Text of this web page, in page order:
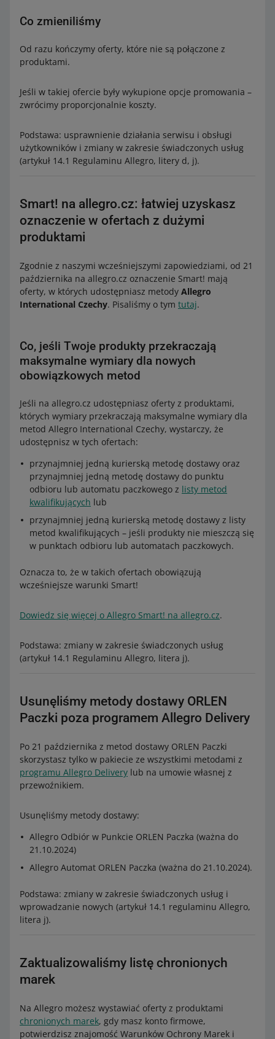
Co zmieniliśmy
Od razu kończymy oferty, które nie są połączone z
produktami.
Jeśli w takiej ofercie były wykupione opcje promowania –
zwrócimy proporcjonalnie koszty.
Podstawa: usprawnienie działania serwisu i obsługi
użytkowników i zmiany w zakresie świadczonych usług
(artykuł 14.1 Regulaminu Allegro, litery d, j).
Smart! na allegro.cz: łatwiej uzyskasz
oznaczenie w ofertach z dużymi
produktami
Zgodnie z naszymi wcześniejszymi zapowiedziami, od 21
października na allegro.cz oznaczenie Smart! mają
oferty, w których udostępniasz metody Allegro
International Czechy. Pisaliśmy o tym tutaj.
Co, jeśli Twoje produkty przekraczają
maksymalne wymiary dla nowych
obowiązkowych metod
Jeśli na allegro.cz udostępniasz oferty z produktami,
których wymiary przekraczają maksymalne wymiary dla
metod Allegro International Czechy, wystarczy, że
udostępnisz w tych ofertach:
przynajmniej jedną kurierską metodę dostawy oraz
przynajmniej jedną metodę dostawy do punktu
odbioru lub automatu paczkowego z listy metod
kwalifikujących lub
przynajmniej jedną kurierską metodę dostawy z listy
metod kwalifikujących – jeśli produkty nie mieszczą się
w punktach odbioru lub automatach paczkowych.
Oznacza to, że w takich ofertach obowiązują
wcześniejsze warunki Smart!
Dowiedz się więcej o Allegro Smart! na allegro.cz.
Podstawa: zmiany w zakresie świadczonych usług
(artykuł 14.1 Regulaminu Allegro, litera j).
Usunęliśmy metody dostawy ORLEN
Paczki poza programem Allegro Delivery
Po 21 października z metod dostawy ORLEN Paczki
skorzystasz tylko w pakiecie ze wszystkimi metodami z
programu Allegro Delivery lub na umowie własnej z
przewoźnikiem.
Usunęliśmy metody dostawy:
Allegro Odbiór w Punkcie ORLEN Paczka (ważna do
21.10.2024)
Allegro Automat ORLEN Paczka (ważna do 21.10.2024).
Podstawa: zmiany w zakresie świadczonych usług i
wprowadzanie nowych (artykuł 14.1 regulaminu Allegro,
litera j).
Zaktualizowaliśmy listę chronionych
marek
Na Allegro możesz wystawiać oferty z produktami
chronionych marek, gdy masz konto firmowe,
potwierdzisz znajomość Warunków Ochrony Marek i